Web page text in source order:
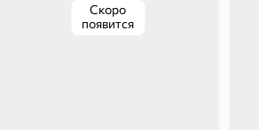
Скоро
появится